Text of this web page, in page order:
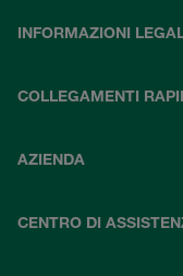
INFORMAZIONI
COLLEGAMENTI
AZIENDA
CENTRO DI